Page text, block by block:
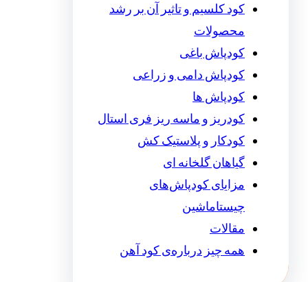
کود کلسیم و تاثیر آن بر رشد
محصولات
کودپاش باغی
کودپاش دامی و زراعی
کودپاش ها
کودریز و ماسه ریز فری استال
کودکار و پلاستیک کش
گیاهان گلخانه ای
مزایای کودپاش‌های
چیستاماشین
مقالات
همه چیز درباره‌ی کود آهن